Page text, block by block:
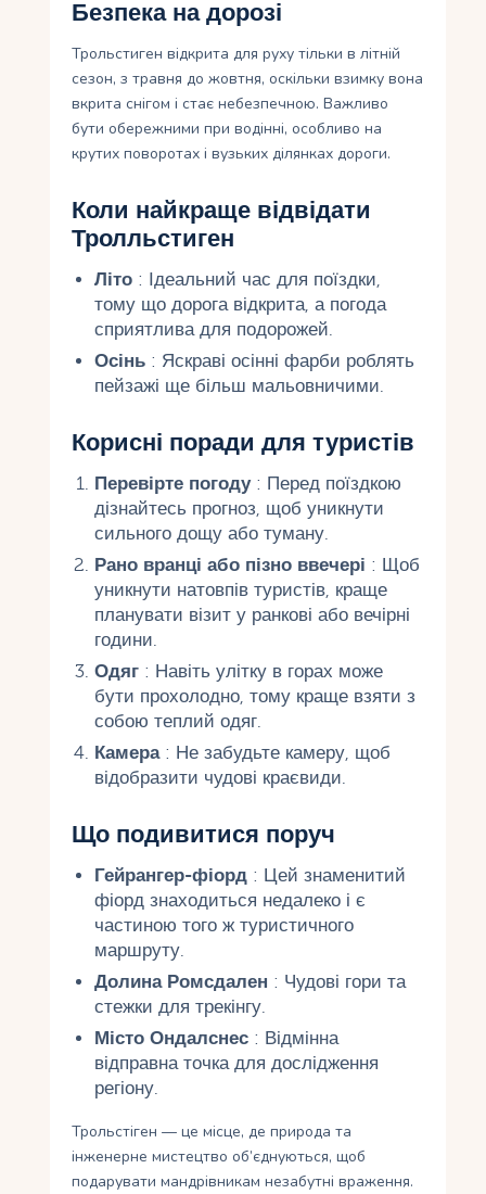
Безпека на дорозі
Трольстиген відкрита для руху тільки в літній
сезон, з травня до жовтня, оскільки взимку вона
вкрита снігом і стає небезпечною. Важливо
бути обережними при водінні, особливо на
крутих поворотах і вузьких ділянках дороги.
Коли найкраще відвідати
Тролльстиген
Літо: Ідеальний час для поїздки,
тому що дорога відкрита, а погода
сприятлива для подорожей.
Осінь: Яскраві осінні фарби роблять
пейзажі ще більш мальовничими.
Корисні поради для туристів
Перевірте погоду: Перед поїздкою
дізнайтесь прогноз, щоб уникнути
сильного дощу або туману.
Рано вранці або пізно ввечері : Щоб
уникнути натовпів туристів, краще
планувати візит у ранкові або вечірні
години.
Одяг: Навіть улітку в горах може
бути прохолодно, тому краще взяти з
собою теплий одяг.
Камера: Не забудьте камеру, щоб
відобразити чудові краєвиди.
Що подивитися поруч
Гейрангер-фіорд: Цей знаменитий
фіорд знаходиться недалеко і є
частиною того ж туристичного
маршруту.
Долина Ромсдален : Чудові гори та
стежки для трекінгу.
Місто Ондалснес: Відмінна
відправна точка для дослідження
регіону.
Трольстіген — це місце, де природа та
інженерне мистецтво об’єднуються, щоб
подарувати мандрівникам незабутні враження.